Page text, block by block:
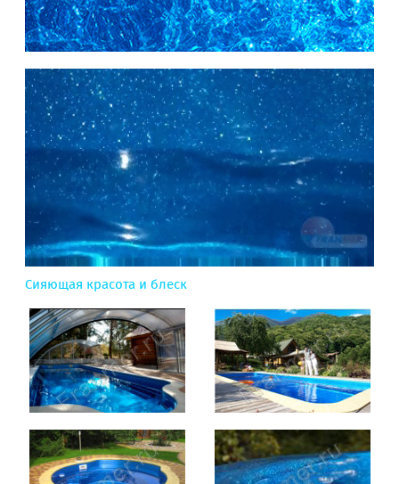
Сияющая красота и блеск